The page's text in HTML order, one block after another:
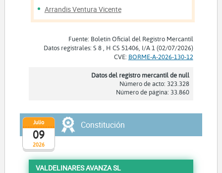
Arrandis Ventura Vicente
Fuente: Boletín Oficial del Registro Mercantil
Datos registrales: S 8 , H CS 51406, I/A 1 (02/07/2026)
CVE: BORME-A-2026-130-12
Datos del registro mercantil de null
Número de acto: 323.328
Número de página: 33.860
2026
Julio
09
Constitución
VALDELINARES AVANZA SL